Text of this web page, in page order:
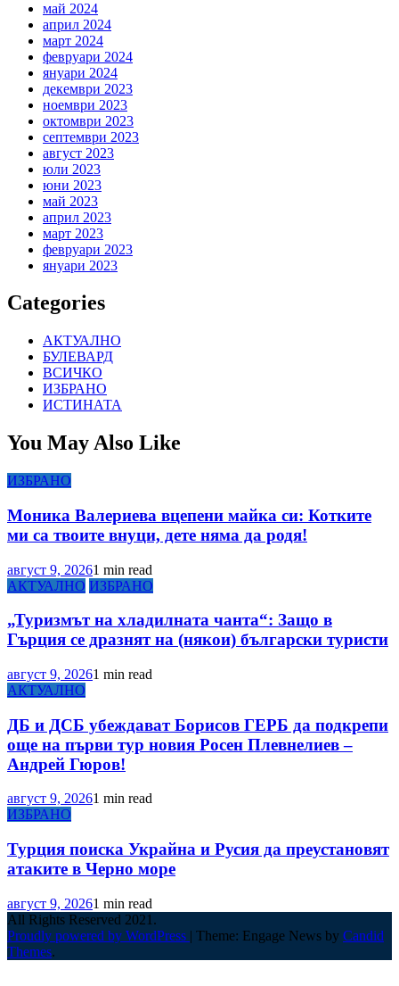
май 2024
април 2024
март 2024
февруари 2024
януари 2024
декември 2023
ноември 2023
октомври 2023
септември 2023
август 2023
юли 2023
юни 2023
май 2023
април 2023
март 2023
февруари 2023
януари 2023
Categories
АКТУАЛНО
БУЛЕВАРД
ВСИЧКО
ИЗБРАНО
ИСТИНАТА
You May Also Like
ИЗБРАНО
Моника Валериева вцепени майка си: Котките
ми са твоите внуци, дете няма да родя!
август 9, 20261 min read
АКТУАЛНО ИЗБРАНО
„Туризмът на хладилната чанта“: Защо в
Гърция се дразнят на (някои) български туристи
август 9, 20261 min read
АКТУАЛНО
ДБ и ДСБ убеждават Борисов ГЕРБ да подкрепи
още на първи тур новия Росен Плевнелиев –
Андрей Гюров!
август 9, 20261 min read
ИЗБРАНО
Турция поиска Украйна и Русия да преустановят
атаките в Черно море
август 9, 20261 min read
All Rights Reserved 2021.
Proudly powered by WordPress | Theme: Engage News by Candid
Themes.